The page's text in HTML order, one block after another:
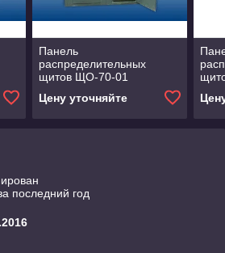
Панель
распределительных
щитов ЩО-70-01
Цену уточняйте
последний год